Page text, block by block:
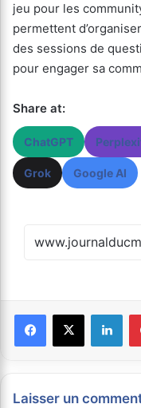
jeu pour les
permettent
des sessions de
pour engager sa
Share at:
ChatGPT
Grok Google AI
Laisser un